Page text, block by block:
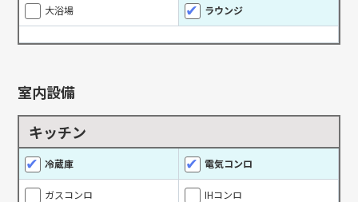
大浴場 ラウンジ
室内設備
キッチン
冷蔵庫 電気コンロ
ガスコンロ IHコンロ